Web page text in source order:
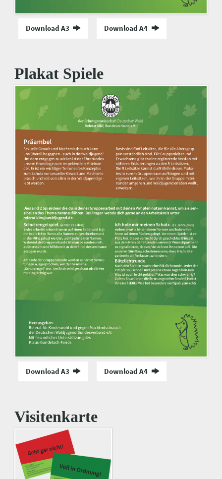
Download A3 Download A4
Plakat Spiele
Download A3 Download A4
Visitenkarte